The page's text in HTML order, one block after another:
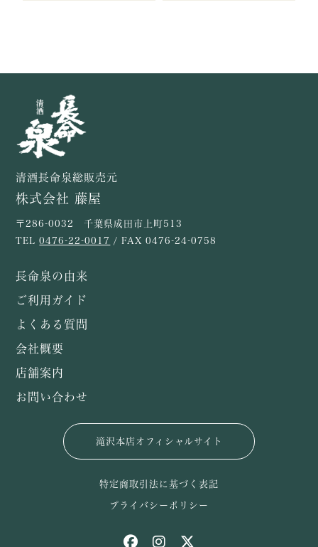
清酒長命泉総販売元
株式会社 藤屋
〒286-0032 千葉県成田市上町513
TEL0476-22-0017 / FAX 0476-24-0758
長命泉の由来
ご利用ガイド
よくある質問
会社概要
店舗案内
お問い合わせ
滝沢本店オフィシャルサイト
特定商取引法に基づく表記
プライバシーポリシー